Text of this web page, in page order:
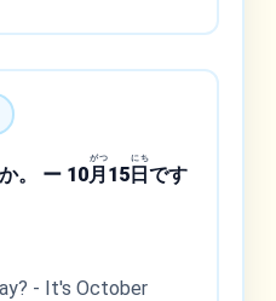
。 ー 10月
がつ
15日
にち
です
- It's October